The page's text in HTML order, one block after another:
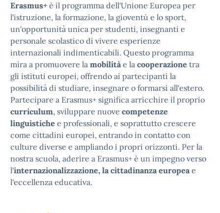
Erasmus+ è il programma dell'Unione Europea per
l'istruzione, la formazione, la gioventù e lo sport,
un'opportunità unica per studenti, insegnanti e
personale scolastico di vivere esperienze
internazionali indimenticabili. Questo programma
mira a promuovere la mobilitàe la cooperazione tra
gli istituti europei, offrendo ai partecipanti la
possibilità di studiare, insegnare o formarsi all'estero.
Partecipare a Erasmus+ significa arricchire il proprio
curriculum, sviluppare nuove competenze
linguistiche e professionali, e soprattutto crescere
come cittadini europei, entrando in contatto con
culture diverse e ampliando i propri orizzonti. Per la
nostra scuola, aderire a Erasmus+ è un impegno verso
l'internazionalizzazione, la cittadinanza europeae
l'eccellenza educativa.